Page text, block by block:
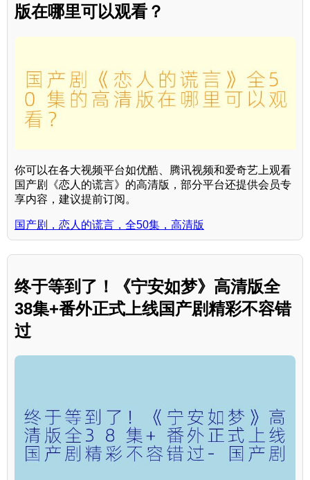
版在哪里可以观看？
你可以在各大视频平台如优酷、腾讯视频和爱奇艺上观看
国产剧《恋人的谎言》的高清版，部分平台还提供会员专
享内容，建议提前订阅。
国产剧，恋人的谎言，全50集，高清版
终于等到了！《宁安如梦》高清版全
38集+番外正式上线国产剧精彩不容错
过